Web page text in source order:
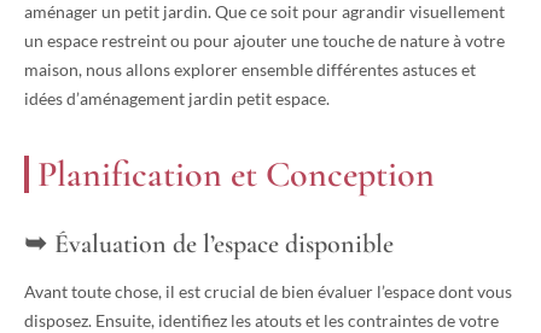
aménager un petit jardin. Que ce soit pour agrandir visuellement
un espace restreint ou pour ajouter une touche de nature à votre
maison, nous allons explorer ensemble différentes astuces et
idées d’aménagement jardin petit espace.
Planification et Conception
Évaluation de l’espace disponible
Avant toute chose, il est crucial de bien évaluer l’espace dont vous
disposez. Ensuite, identifiez les atouts et les contraintes de votre